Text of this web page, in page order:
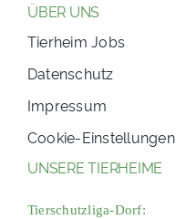
ÜBER UNS
Tierheim Jobs
Datenschutz
Impressum
Cookie-Einstellungen
UNSERE TIERHEIME
Tierschutzliga-Dorf: